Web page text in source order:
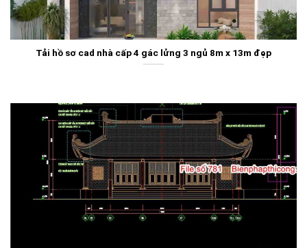
Tải hồ sơ cad nhà cấp 4 gác lửng 3 ngủ 8m x 13m đẹp